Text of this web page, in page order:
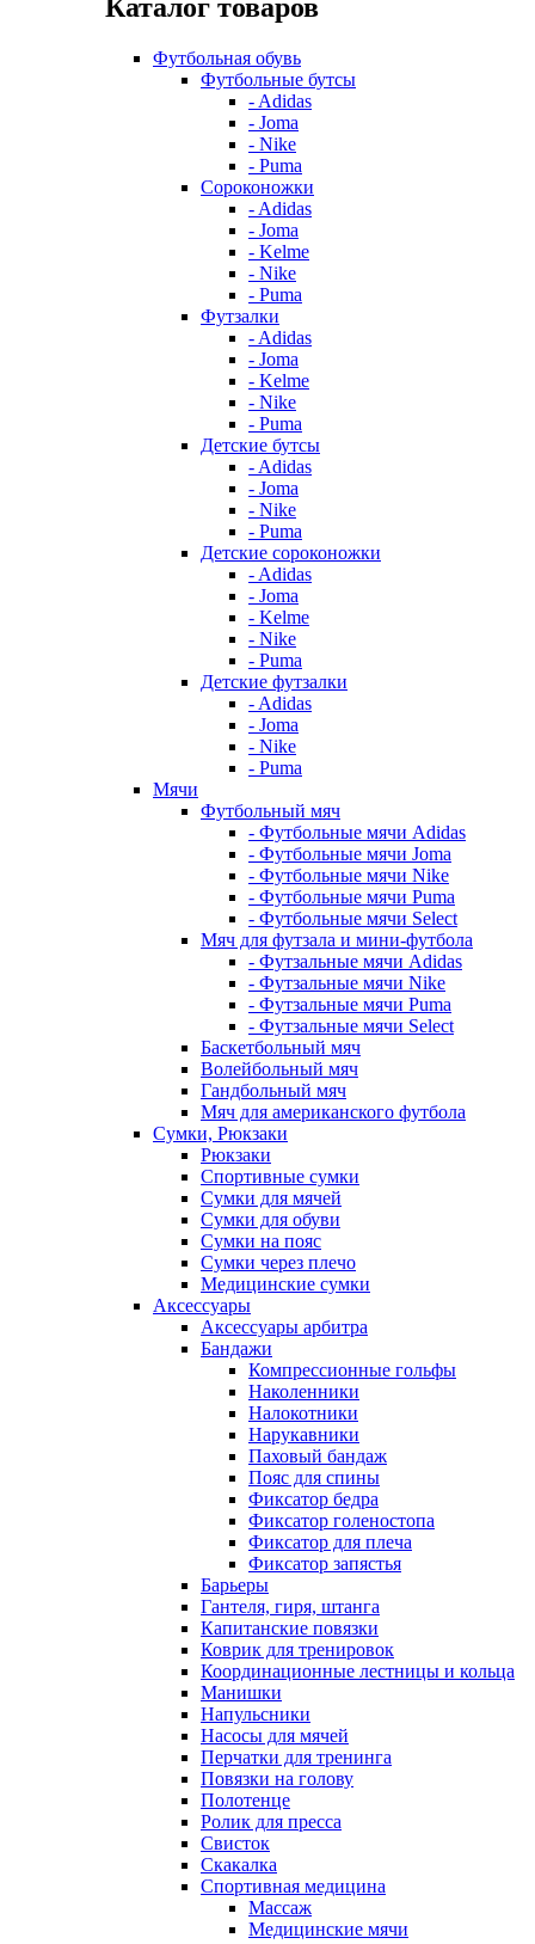
Каталог товаров
Футбольная обувь
Футбольные бутсы
- Adidas
- Joma
- Nike
- Puma
Сороконожки
- Adidas
- Joma
- Kelme
- Nike
- Puma
Футзалки
- Adidas
- Joma
- Kelme
- Nike
- Puma
Детские бутсы
- Adidas
- Joma
- Nike
- Puma
Детские сороконожки
- Adidas
- Joma
- Kelme
- Nike
- Puma
Детские футзалки
- Adidas
- Joma
- Nike
- Puma
Мячи
Футбольный мяч
- Футбольные мячи Adidas
- Футбольные мячи Joma
- Футбольные мячи Nike
- Футбольные мячи Puma
- Футбольные мячи Select
Мяч для футзала и мини-футбола
- Футзальные мячи Adidas
- Футзальные мячи Nike
- Футзальные мячи Puma
- Футзальные мячи Select
Баскетбольный мяч
Волейбольный мяч
Гандбольный мяч
Мяч для американского футбола
Сумки, Рюкзаки
Рюкзаки
Спортивные сумки
Сумки для мячей
Сумки для обуви
Сумки на пояс
Сумки через плечо
Медицинские сумки
Аксессуары
Аксессуары арбитра
Бандажи
Компрессионные гольфы
Наколенники
Налокотники
Нарукавники
Паховый бандаж
Пояс для спины
Фиксатор бедра
Фиксатор голеностопа
Фиксатор для плеча
Фиксатор запястья
Барьеры
Гантеля, гиря, штанга
Капитанские повязки
Коврик для тренировок
Координационные лестницы и кольца
Манишки
Напульсники
Насосы для мячей
Перчатки для тренинга
Повязки на голову
Полотенце
Ролик для пресса
Свисток
Скакалка
Спортивная медицина
Массаж
Медицинские мячи